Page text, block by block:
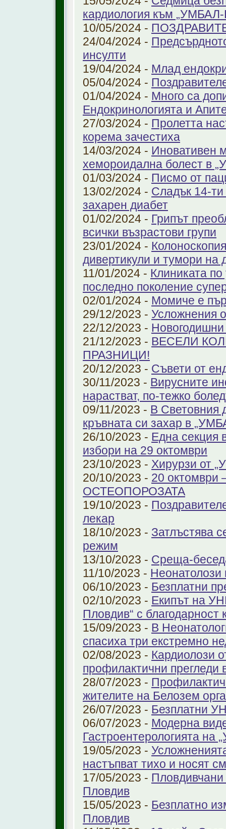
кардиология към
10/05/2024 -
24/04/2024 -
инсулти
19/04/2024 - Млад
05/04/2024 -
01/04/2024 - Много са
Ендокринологията и
27/03/2024 - Пролетта
корема зачестиха
14/03/2024 - Иновативен
хемороидална болест в
01/03/2024 - Писмо от
13/02/2024 - Сладък 14-
захарен диабет
01/02/2024 - Грипът
всички възрастови групи
23/01/2024 -
дивертикули и тумори на
11/01/2024 - Клиниката
последно поколение
02/01/2024 - Момиче е
29/12/2023 - Усложнения
22/12/2023 -
21/12/2023 - ВЕСЕЛИ
ПРАЗНИЦИ!
20/12/2023 - Съвети от
30/11/2023 - Вирусните
нарастват, по-тежко
09/11/2023 - В Световния
кръвната си захар в
26/10/2023 - Една секция
избори на 29 октомври
23/10/2023 - Хирурзи от
20/10/2023 - 20
ОСТЕОПОРОЗАТА
19/10/2023 -
лекар
18/10/2023 - Затлъстява
режим
13/10/2023 - Среща-
11/10/2023 -
06/10/2023 - Безплатни
02/10/2023 - Екипът на
Пловдив“ с благодарност
15/09/2023 - В
спасиха три екстремно
02/08/2023 - Кардиолози
профилактични прегледи
28/07/2023 -
жителите на Белозем
26/07/2023 - Безплатни
06/07/2023 - Модерна
Гастроентерологията на
19/05/2023 -
настъпват тихо и носят
17/05/2023 -
Пловдив
15/05/2023 - Безплатно
Пловдив